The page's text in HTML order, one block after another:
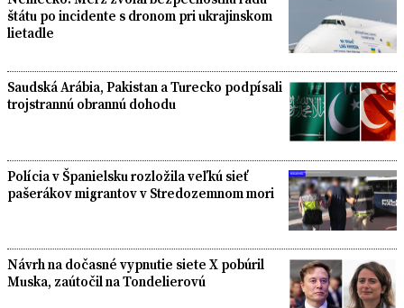
štátu po incidente s dronom pri ukrajinskom
lietadle
Saudská Arábia, Pakistan a Turecko podpísali
trojstrannú obrannú dohodu
Polícia v Španielsku rozložila veľkú sieť
pašerákov migrantov v Stredozemnom mori
Návrh na dočasné vypnutie siete X pobúril
Muska, zaútočil na Tondelierovú